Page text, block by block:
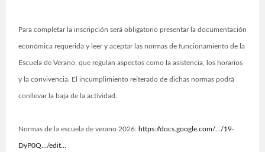
Para completar la inscripción será obligatorio presentar la documentación
económica requerida y leer y aceptar las normas de funcionamiento de la
Escuela de Verano, que regulan aspectos como la asistencia, los horarios
y la convivencia. El incumplimiento reiterado de dichas normas podrá
conllevar la baja de la actividad.
Normas de la escuela de verano 2026: https://docs.google.com/…/19-
DyP0Q…/edit…